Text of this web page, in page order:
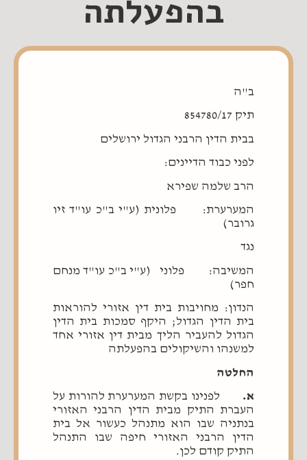
בהפעלתה
ב"ה
תיק 854780/17
בבית הדין הרבני הגדול ירושלים
לפני כבוד הדיינים:
הרב שלמה שפירא
המערערת: פלונית (ע"י ב"כ עו"ד זיו
גרובר)
נגד
המשיבה: פלוני (ע"י ב"כ עו"ד מנחם
חפר)
הנדון: מחויבות בית דין אזורי להוראות
בית הדין הגדול; היקף סמכות בית הדין
הגדול להעביר הליך מבית דין אזורי אחד
למשנהו והשיקולים בהפעלתה
החלטה
א. לפנינו בקשת המערערת להורות על
העברת התיק מבית הדין הרבני האזורי
בנתניה שבו הוא מתנהל כעשור אל בית
הדין הרבני האזורי חיפה שבו התנהל
התיק קודם לכן.